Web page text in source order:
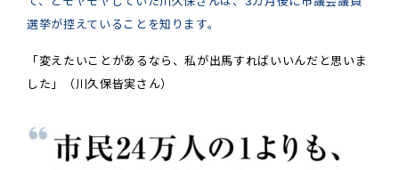
選挙が控えていることを知ります。
「変えたいことがあるなら、私が出馬すればいいんだと思いま
した」（川久保皆実さん）